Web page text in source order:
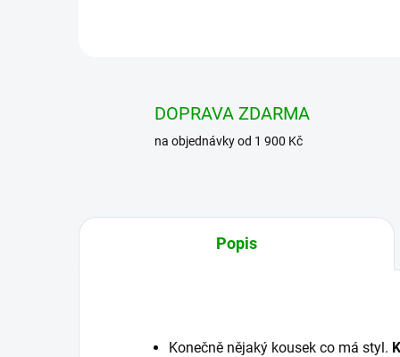
DOPRAVA ZDARMA
na objednávky od 1 900 Kč
Popis
Konečně nějaký kousek co má styl.